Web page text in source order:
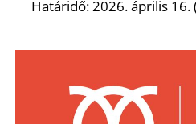
Határidő: 2026. április